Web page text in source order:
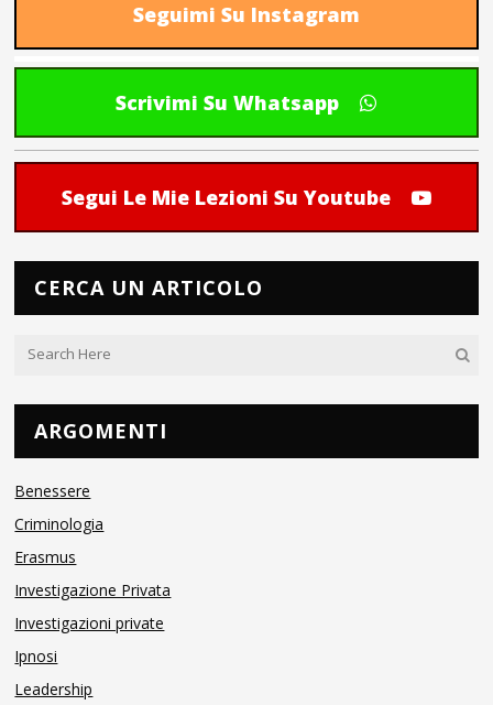
Seguimi Su Instagram
Scrivimi Su Whatsapp
Segui Le Mie Lezioni Su Youtube
CERCA UN ARTICOLO
ARGOMENTI
Benessere
Criminologia
Erasmus
Investigazione Privata
Investigazioni private
Ipnosi
Leadership